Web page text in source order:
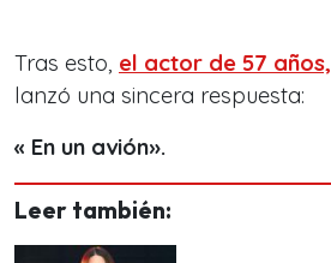
Tras esto, el actor de 57 años,
lanzó una sincera respuesta:
« En un avión».
Leer también: